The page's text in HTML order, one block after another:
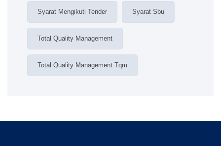
Syarat Mengikuti Tender Syarat Sbu
Total Quality Management
Total Quality Management Tqm